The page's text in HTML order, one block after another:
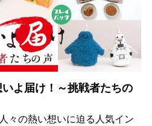
いよ届け！～挑戦者たちの
々の熱い想いに迫る人気イン